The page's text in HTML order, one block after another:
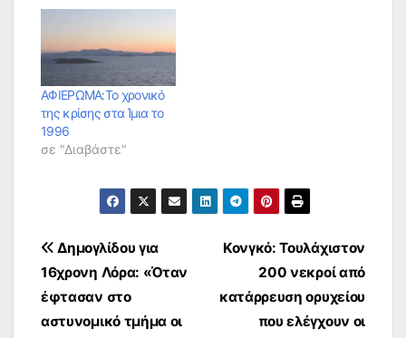
ΑΦΙΕΡΩΜΑ:Το χρονικό
της κρίσης στα Ίμια το
1996
σε "Διαβάστε"
Πλοήγηση
άρθρων
Κονγκό: Τουλάχιστον
200 νεκροί από
κατάρρευση ορυχείου
που ελέγχουν οι
Δημογλίδου για
16χρονη Λόρα: «Όταν
έφτασαν στο
αστυνομικό τμήμα οι